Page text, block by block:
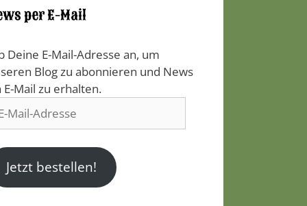
per E-Mail
Deine E-Mail-Adresse an, um
Blog zu abonnieren und News
E-Mail zu erhalten.
Jetzt bestellen!